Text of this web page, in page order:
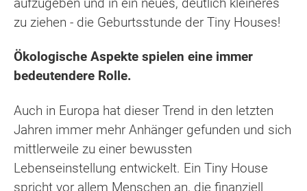
zu ziehen - die Geburtsstunde der Tiny Houses!
Ökologische Aspekte spielen eine immer
bedeutendere Rolle.
Auch in Europa hat dieser Trend in den letzten
Jahren immer mehr Anhänger gefunden und sich
mittlerweile zu einer bewussten
Lebenseinstellung entwickelt. Ein Tiny House
spricht vor allem Menschen an, die finanziell